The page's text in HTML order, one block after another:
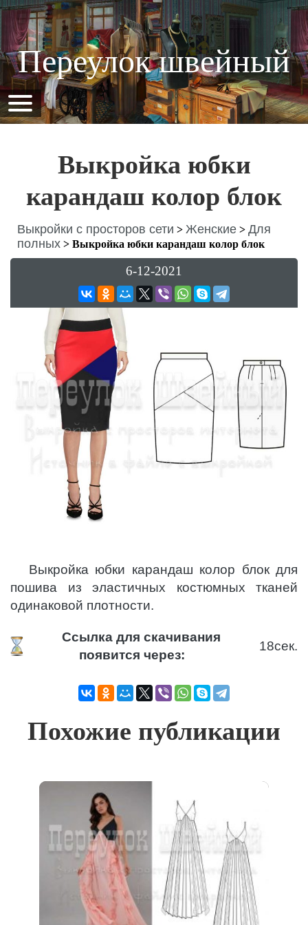
Переулок швейный
Выкройка юбки
карандаш колор блок
Выкройки с просторов сети > Женские > Для
полных > Выкройка юбки карандаш колор блок
6-12-2021
Выкройка юбки карандаш колор блок для
пошива из эластичных костюмных тканей
одинаковой плотности.
Ссылка для скачивания
появится через:
18сек.
Похожие публикации